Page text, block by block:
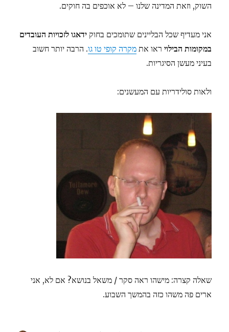
השוק, וזאת המדינה שלנו – לא אוכפים בה חוקים.
אני מעדיף שכל הבליינים שתומכים בחוקידאגו לזכויות העובדים
במקומות הבילוי ראו אתמקרה קופי טו גו. הרבה יותר חשוב
בעיני מעשן הסיגריות.
ולאות סולידריות עם המעשנים:
שאלה קצרה: מישהו ראה סקר / משאל בנושא? אם לא, אני
ארים פה משהו כזה בהמשך השבוע.